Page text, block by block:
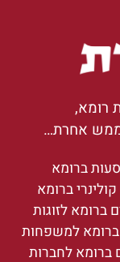
אחרת…
ברומא
קולינרי ברומא
ברומא לזוגות
ברומא למשפחות
ברומא לחברות